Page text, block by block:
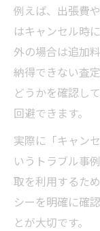
例えば、出張費
はキャンセル時
外の場合は追加
納得できない査
どうかを確認し
回避できます。
実際に「キャン
いうトラブル事
取を利用するた
シーを明確に確
とが大切です。